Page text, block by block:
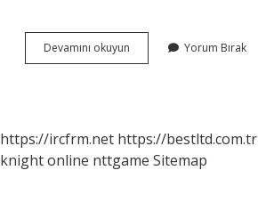
Devamını okuyun Trendyol
Randevulu
Yorum Bırak
https://ircfrm.net https://bestltd.com.tr
knight online nttgame Sitemap